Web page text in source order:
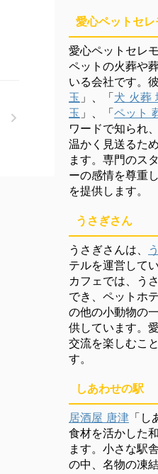
愛心ペットセレ
愛心ペットセレ
ペットの火葬や
いる会社です。
玉 」、「犬 火葬
玉 」、「ペット
ワードで知られ
温かく見送るた
ます。専門のス
ーの感情を尊重
を提供します。
うさぎさん
うさぎさんは、
テルを運営して
カフェでは、う
でき、ペットホ
の他の小動物の
供しています。
交流を楽しむこ
す。
しあわせの駅
居酒屋 唐津 「
食材を活かした
ます。小さな駅
の中、名物の凍